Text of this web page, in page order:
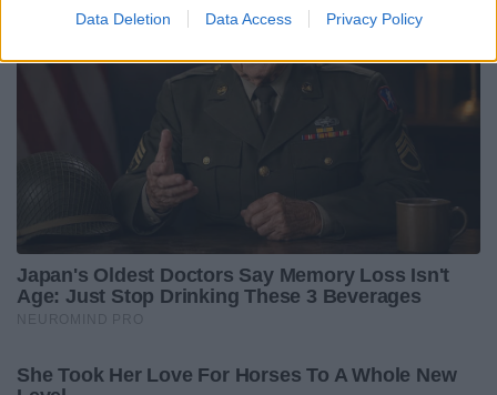
Data Deletion Data Access Privacy Policy